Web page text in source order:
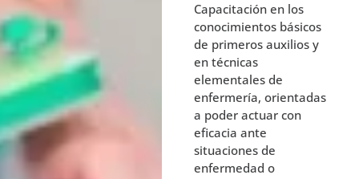
Capacitación en los
conocimientos básicos
de primeros auxilios y
en técnicas
elementales de
enfermería, orientadas
a poder actuar con
eficacia ante
situaciones de
enfermedad o